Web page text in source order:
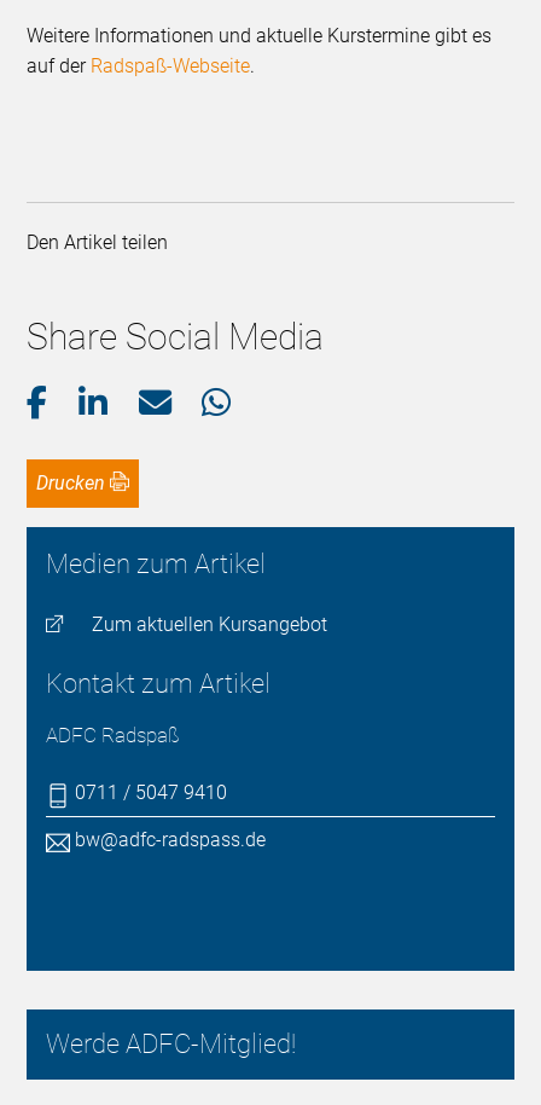
Weitere Informationen und aktuelle Kurstermine gibt es
auf der Radspaß-Webseite.
Den Artikel teilen
Share Social Media
Drucken
Medien zum Artikel
Zum aktuellen Kursangebot
Kontakt zum Artikel
ADFC Radspaß
0711 / 5047 9410
bw@adfc-radspass.de
Werde ADFC-Mitglied!